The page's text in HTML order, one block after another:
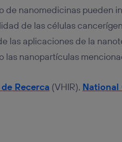
de nanomedicinas pueden
de las células
las aplicaciones de la
las nanopartículas
Recerca (VHIR),